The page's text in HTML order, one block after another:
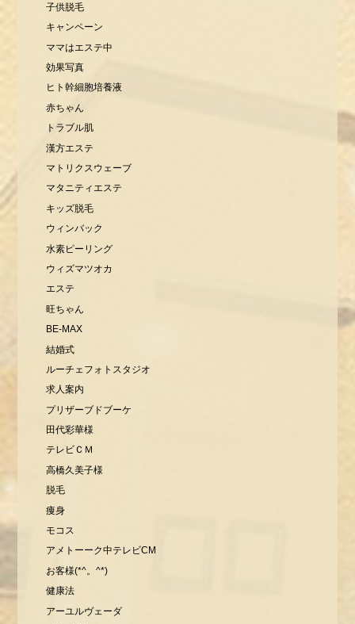
子供脱毛
キャンペーン
ママはエステ中
効果写真
ヒト幹細胞培養液
赤ちゃん
トラブル肌
漢方エステ
マトリクスウェーブ
マタニティエステ
キッズ脱毛
ウィンバック
水素ピーリング
ウィズマツオカ
エステ
旺ちゃん
BE-MAX
結婚式
ルーチェフォトスタジオ
求人案内
プリザーブドブーケ
田代彩華様
テレビＣＭ
高橋久美子様
脱毛
痩身
モコス
アメトーーク中テレビCM
お客様(*^。^*)
健康法
アーユルヴェーダ